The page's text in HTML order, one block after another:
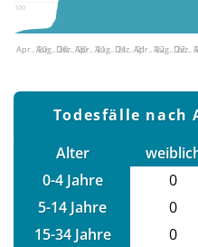
100
Apr.. '20Aug.. '20Dez.. '20Apr.. '21Aug.. '21Dez.. '21Apr.. '22Aug.. '22
Dez..
Todesfälle nach
Alter
0-4 Jahre
0
5-14 Jahre
0
15-34 Jahre
0